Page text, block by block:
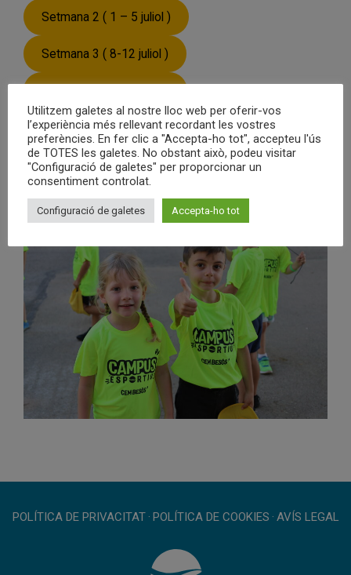
Setmana 2 ( 1 – 5 juliol )
Setmana 3 ( 8-12 juliol )
Setmana 5 (22-26 juliol)
Setmana 6 (29 juliol-2 agost)
POLÍTICA DE PRIVACITAT · POLÍTICA DE COOKIES · AVÍS LEGAL
Utilitzem galetes al nostre lloc web per oferir-vos
l’experiència més rellevant recordant les vostres
preferències. En fer clic a "Accepta-ho tot", accepteu l'ús
de TOTES les galetes. No obstant això, podeu visitar
"Configuració de galetes" per proporcionar un
consentiment controlat.
Configuració de galetes Accepta-ho tot